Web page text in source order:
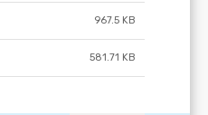
967.5 KB
581.71 KB